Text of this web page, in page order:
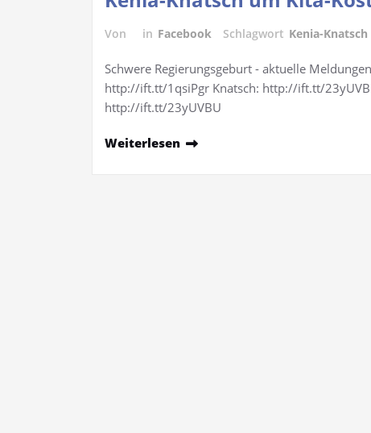
Von in Facebook Schlagwort Kenia-
Schwere Regierungsgeburt - aktuelle
http://ift.tt/1qsiPgr Knatsch: http://ift.tt/
http://ift.tt/23yUVBU
Weiterlesen